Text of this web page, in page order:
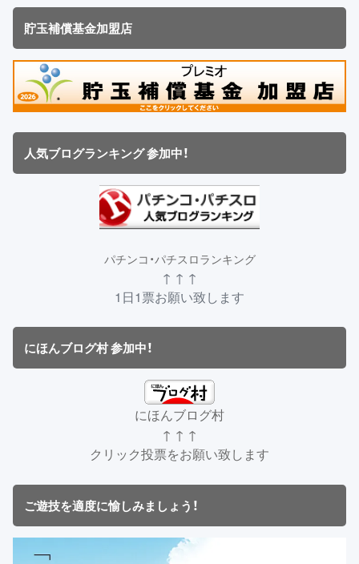
貯玉補償基金加盟店
人気ブログランキング 参加中！
パチンコ・パチスロランキング
↑ ↑ ↑
1日1票お願い致します
にほんブログ村 参加中！
にほんブログ村
↑ ↑ ↑
クリック投票をお願い致します
ご遊技を適度に愉しみましょう！